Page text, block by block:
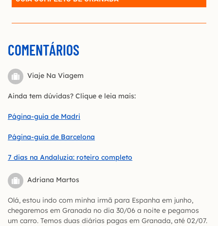
COMENTÁRIOS
Viaje Na Viagem
Ainda tem dúvidas? Clique e leia mais:
Página-guia de Madri
Página-guia de Barcelona
7 dias na Andaluzia: roteiro completo
Adriana Martos
Olá, estou indo com minha irmã para Espanha em junho,
chegaremos em Granada no dia 30/06 a noite e pegamos
um carro. Temos duas diárias pagas em Granada, até 02/07.